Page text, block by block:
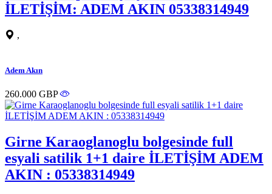
İLETİŞİM: ADEM AKIN 05338314949
,
Adem Akın
260.000 GBP
Girne Karaoglanoglu bolgesinde full
esyali satilik 1+1 daire İLETİŞİM ADEM
AKIN : 05338314949